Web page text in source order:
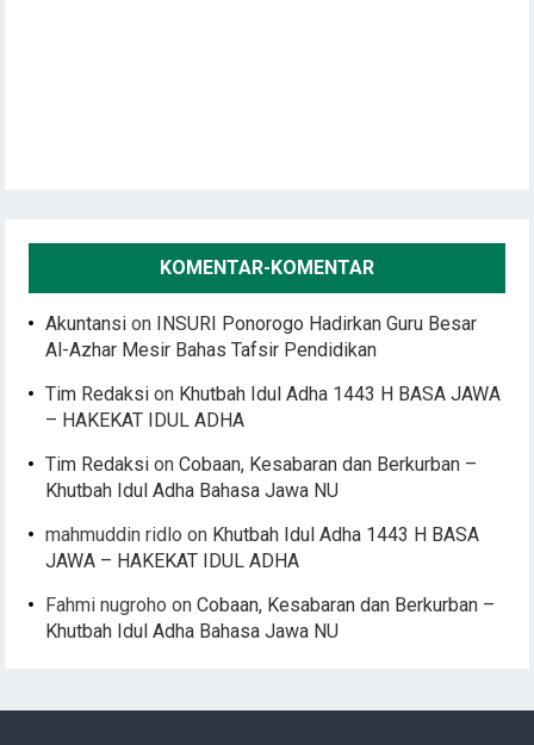
KOMENTAR-KOMENTAR
Akuntansi on INSURI Ponorogo Hadirkan Guru Besar
Al-Azhar Mesir Bahas Tafsir Pendidikan
Tim Redaksi on Khutbah Idul Adha 1443 H BASA JAWA
– HAKEKAT IDUL ADHA
Tim Redaksi onCobaan, Kesabaran dan Berkurban –
Khutbah Idul Adha Bahasa Jawa NU
mahmuddin ridlo on Khutbah Idul Adha 1443 H BASA
JAWA – HAKEKAT IDUL ADHA
Fahmi nugroho onCobaan, Kesabaran dan Berkurban –
Khutbah Idul Adha Bahasa Jawa NU